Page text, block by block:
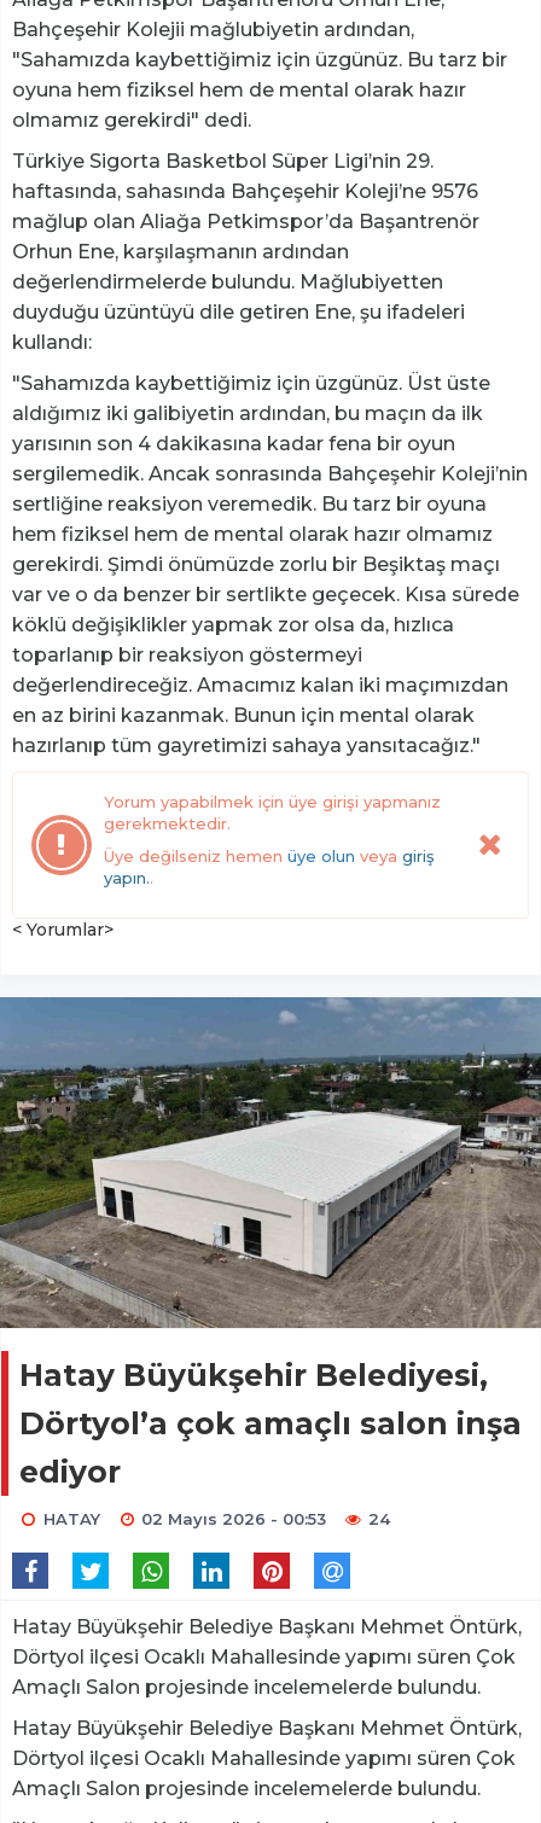
Bahçeşehir Kolejii mağlubiyetin ardından,
"Sahamızda kaybettiğimiz için üzgünüz. Bu tarz bir
oyuna hem fiziksel hem de mental olarak hazır
olmamız gerekirdi" dedi.
Türkiye Sigorta Basketbol Süper Ligi’nin 29.
haftasında, sahasında Bahçeşehir Koleji’ne 9576
mağlup olan Aliağa Petkimspor’da Başantrenör
Orhun Ene, karşılaşmanın ardından
değerlendirmelerde bulundu. Mağlubiyetten
duyduğu üzüntüyü dile getiren Ene, şu ifadeleri
kullandı:
"Sahamızda kaybettiğimiz için üzgünüz. Üst üste
aldığımız iki galibiyetin ardından, bu maçın da ilk
yarısının son 4 dakikasına kadar fena bir oyun
sergilemedik. Ancak sonrasında Bahçeşehir Koleji’nin
sertliğine reaksiyon veremedik. Bu tarz bir oyuna
hem fiziksel hem de mental olarak hazır olmamız
gerekirdi. Şimdi önümüzde zorlu bir Beşiktaş maçı
var ve o da benzer bir sertlikte geçecek. Kısa sürede
köklü değişiklikler yapmak zor olsa da, hızlıca
toparlanıp bir reaksiyon göstermeyi
değerlendireceğiz. Amacımız kalan iki maçımızdan
en az birini kazanmak. Bunun için mental olarak
hazırlanıp tüm gayretimizi sahaya yansıtacağız."
Yorum yapabilmek için üye girişi yapmanız
gerekmektedir.
Üye değilseniz hemen üye olun veya giriş
yapın..
< Yorumlar>
Hatay Büyükşehir Belediyesi,
Dörtyol’a çok amaçlı salon inşa
ediyor
HATAY 02 Mayıs 2026 - 00:53 24
Hatay Büyükşehir Belediye Başkanı Mehmet Öntürk,
Dörtyol ilçesi Ocaklı Mahallesinde yapımı süren Çok
Amaçlı Salon projesinde incelemelerde bulundu.
Hatay Büyükşehir Belediye Başkanı Mehmet Öntürk,
Dörtyol ilçesi Ocaklı Mahallesinde yapımı süren Çok
Amaçlı Salon projesinde incelemelerde bulundu.